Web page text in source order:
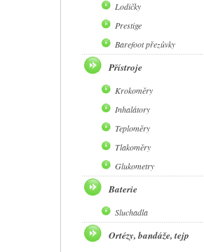
Lodičky
Prestige
Barefoot přezůvky
Přístroje
Krokoměry
Inhalátory
Teploměry
Tlakoměry
Glukometry
Baterie
Sluchadla
Ortézy, bandáže, tejp